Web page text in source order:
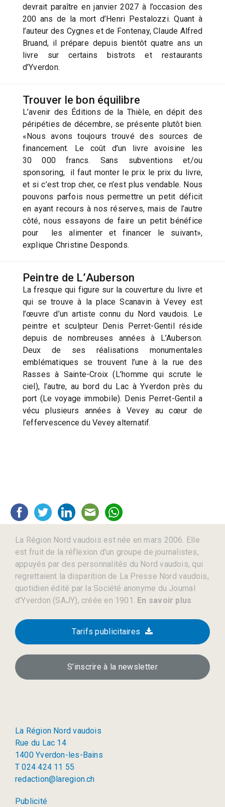
devrait paraître en janvier 2027 à l’occasion des
200 ans de la mort d’Henri Pestalozzi. Quant à
l’auteur des Cygnes et de Fontenay, Claude Alfred
Bruand, il prépare depuis bientôt quatre ans un
livre sur certains bistrots et restaurants
d’Yverdon.
Trouver le bon équilibre
L’avenir des Éditions de la Thièle, en dépit des
péripéties de décembre, se présente plutôt bien.
«Nous avons toujours trouvé des sources de
financement. Le coût d’un livre avoisine les
30 000 francs. Sans subventions et/ou
sponsoring, il faut monter le prix le prix du livre,
et si c’est trop cher, ce n’est plus vendable. Nous
pouvons parfois nous permettre un petit déficit
en ayant recours à nos réserves, mais de l’autre
côté, nous essayons de faire un petit bénéfice
pour les alimenter et financer le suivant»,
explique Christine Desponds.
Peintre de L’Auberson
La fresque qui figure sur la couverture du livre et
qui se trouve à la place Scanavin à Vevey est
l’œuvre d’un artiste connu du Nord vaudois. Le
peintre et sculpteur Denis Perret-Gentil réside
depuis de nombreuses années à L’Auberson.
Deux de ses réalisations monumentales
emblématiques se trouvent l’une à la rue des
Rasses à Sainte-Croix (L’homme qui scrute le
ciel), l’autre, au bord du Lac à Yverdon près du
port (Le voyage immobile). Denis Perret-Gentil a
vécu plusieurs années à Vevey au cœur de
l’effervescence du Vevey alternatif.
La Région Nord vaudois est née en mars 2006. Elle
est fruit de la réflexion d’un groupe de journalistes,
appuyés par des personnalités du Nord vaudois, qui
regrettaient la disparition de La Presse Nord vaudois,
quotidien édité par la Société anonyme du Journal
d’Yverdon (SAJY), créée en 1901. En savoir plus
Tarifs publicitaires
S’inscrire à la newsletter
La Région Nord vaudois
Rue du Lac 14
1400 Yverdon-les-Bains
T 024 424 11 55
redaction@laregion.ch
Publicité